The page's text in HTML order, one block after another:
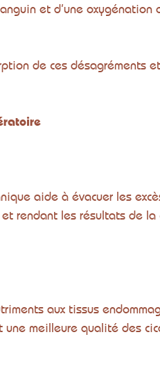
et d’une oxygénation
de ces désagréments
aide à évacuer les
rendant les résultats de la
aux tissus
meilleure qualité des